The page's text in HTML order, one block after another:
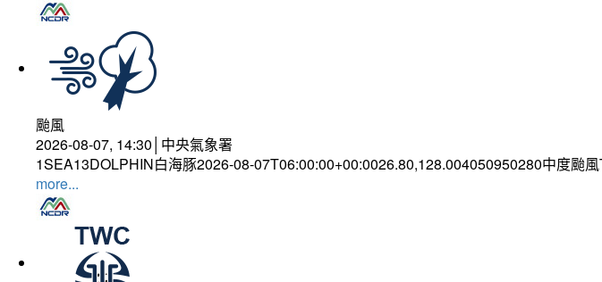
颱風
2026-08-07, 14:30│中央氣象署
1SEA13DOLPHIN白海豚2026-08-07T06:00:00+00:0026.80,128.004050950280中度颱
more...